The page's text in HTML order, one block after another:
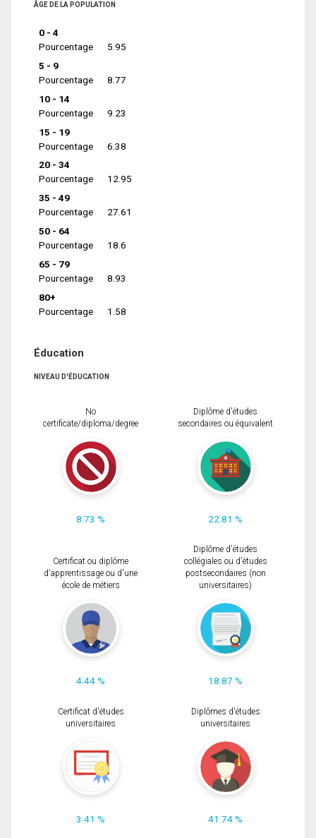
ÂGE DE LA POPULATION
0 - 4
Pourcentage
5.95
5 - 9
Pourcentage
8.77
10 - 14
Pourcentage
9.23
15 - 19
Pourcentage
6.38
20 - 34
Pourcentage
12.95
35 - 49
Pourcentage
27.61
50 - 64
Pourcentage
18.6
65 - 79
Pourcentage
8.93
80+
Pourcentage
1.58
Éducation
NIVEAU D'ÉDUCATION
No
certificate/diploma/degree
8.73 %
Diplôme d'études
secondaires ou équivalent
22.81 %
Certificat ou diplôme
d'apprentissage ou d'une
école de métiers
4.44 %
Diplôme d'études
collégiales ou d'études
postsecondaires (non
universitaires)
18.87 %
Certificat d'études
universitaires
3.41 %
Diplômes d'études
universitaires
41.74 %